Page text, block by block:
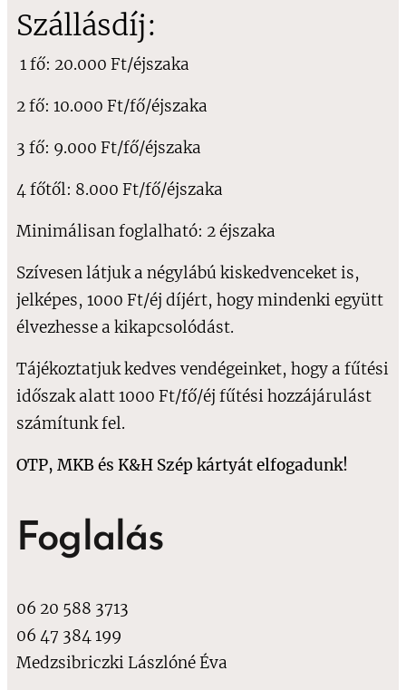
Szállásdíj:
1 fő: 20.000 Ft/éjszaka
2 fő: 10.000 Ft/fő/éjszaka
3 fő: 9.000 Ft/fő/éjszaka
4 főtől: 8.000 Ft/fő/éjszaka
Minimálisan foglalható: 2 éjszaka
Szívesen látjuk a négylábú kiskedvenceket is,
jelképes, 1000 Ft/éj díjért, hogy mindenki együtt
élvezhesse a kikapcsolódást.
Tájékoztatjuk kedves vendégeinket, hogy a fűtési
időszak alatt 1000 Ft/fő/éj fűtési hozzájárulást
számítunk fel.
OTP, MKB és K&H Szép kártyát elfogadunk!
Foglalás
06 20 588 3713
06 47 384 199
Medzsibriczki Lászlóné Éva